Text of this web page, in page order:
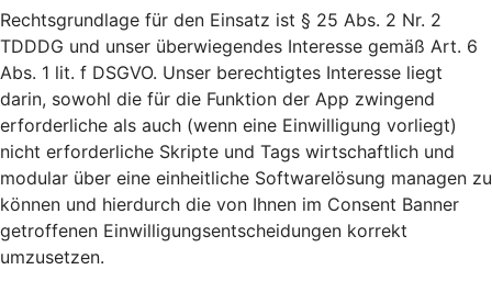
Rechtsgrundlage für den Einsatz ist § 25 Abs. 2 Nr. 2
TDDDG und unser überwiegendes Interesse gemäß Art. 6
Abs. 1 lit. f DSGVO. Unser berechtigtes Interesse liegt
darin, sowohl die für die Funktion der App zwingend
erforderliche als auch (wenn eine Einwilligung vorliegt)
nicht erforderliche Skripte und Tags wirtschaftlich und
modular über eine einheitliche Softwarelösung managen zu
können und hierdurch die von Ihnen im Consent Banner
getroffenen Einwilligungsentscheidungen korrekt
umzusetzen.